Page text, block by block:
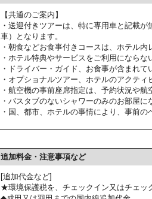
【共通のご案内】
・送迎付きツアーは、特に専用車と記載
車）となります。
・朝食などお食事付きコースは、ホテル
・ホテル特典やサービスをご利用になら
・ドライバー・ガイド、お食事が含まれ
・オプショナルツアー、ホテルのアクテ
・航空機の事前座席指定は、予約状況や
・バスタブのないシャワーのみのお部屋に
・国、都市、ホテルの事情により、事前
追加料金・注意事項など
[追加代金など]
★環境保護税を、チェックイン又はチェッ